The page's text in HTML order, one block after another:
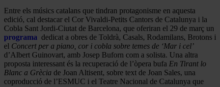
Entre els músics catalans que tindran protagonisme en aquesta
edició, cal destacar el Cor Vivaldi-Petits Cantors de Catalunya i la
Cobla Sant Jordi-Ciutat de Barcelona, que oferiran el 29 de març un
programa dedicat a obres de Toldrà, Casals, Rodamilans, Brotons i
el Concert per a piano, cor i cobla sobre temes de ‘Mar i cel’
d’Albert Guinovart, amb Josep Buforn com a solista. Una altra
proposta interessant és la recuperació de l’òpera bufa En Tirant lo
Blanc a Grècia de Joan Altisent, sobre text de Joan Sales, una
coproducció de l’ESMUC i el Teatre Nacional de Catalunya que